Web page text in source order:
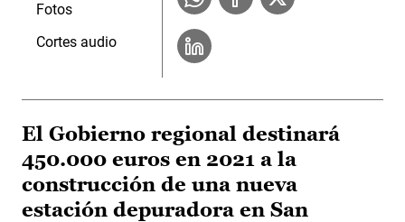
Fotos
Cortes audio
El Gobierno regional destinará
450.000 euros en 2021 a la
construcción de una nueva
estación depuradora en San